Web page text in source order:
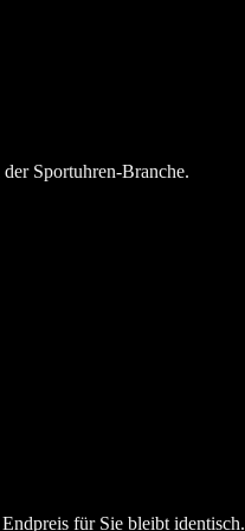
Sportuhren-Branche.
für Sie bleibt identisch.